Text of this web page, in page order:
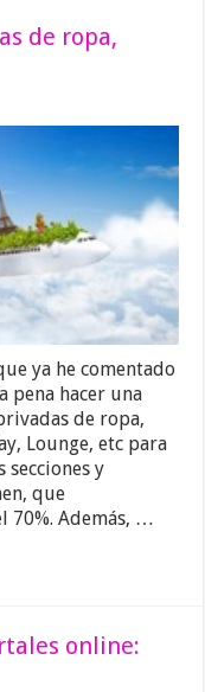
de ropa,
ya he comentado
pena hacer una
de ropa,
Lounge, etc para
secciones y
que
70%. Además, …
online: